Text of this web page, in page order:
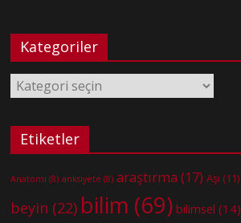
Kategoriler
Kategoriler
Etiketler
Anatomi (8) anksiyete (8) araştırma (17) Aşı (11)
beyin (22) bilim (69) bilimsel (14)